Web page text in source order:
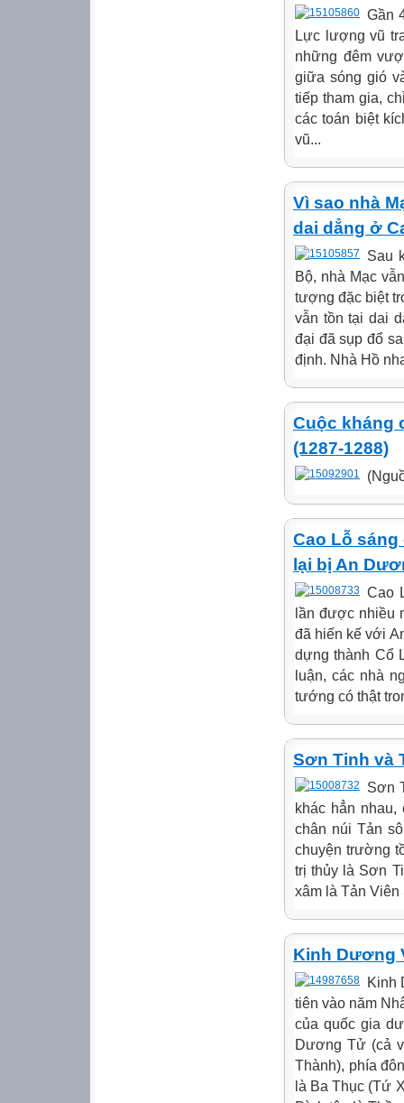
Gần
Lực lượng vũ
những đêm
giữa sóng gió
tiếp tham gia,
các toán biệt
vũ...
Vì sao nhà
dai dẳng ở
Sau
Bộ, nhà Mạc
tượng đặc biệt
vẫn tồn tại dai
đại đã sụp đổ
định. Nhà Hồ
Cuộc kháng
(1287-1288)
Cao Lỗ sáng
lại bị An
Cao
lần được nhiều
đã hiến kế với
dựng thành Cổ
luận, các nhà
tướng có thật
Sơn Tinh và
Sơn
khác hẳn
chân núi Tản
chuyện trường
trị thủy là Sơn
xâm là Tản
Kinh Dương
Kinh
tiên vào năm
của quốc gia
Dương Tử (cả
Thành), phía
là Ba Thục (Tứ